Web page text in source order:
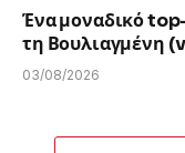
Ένα μοναδικό
τη Βουλιαγμένη
03/08/2026